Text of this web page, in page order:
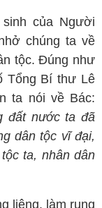
của Người
chúng ta về
tộc. Đúng như
Tổng Bí thư Lê
ta nói về Bác:
đất nước ta đã
dân tộc vĩ đại,
ta, nhân dân
liêng, làm rung